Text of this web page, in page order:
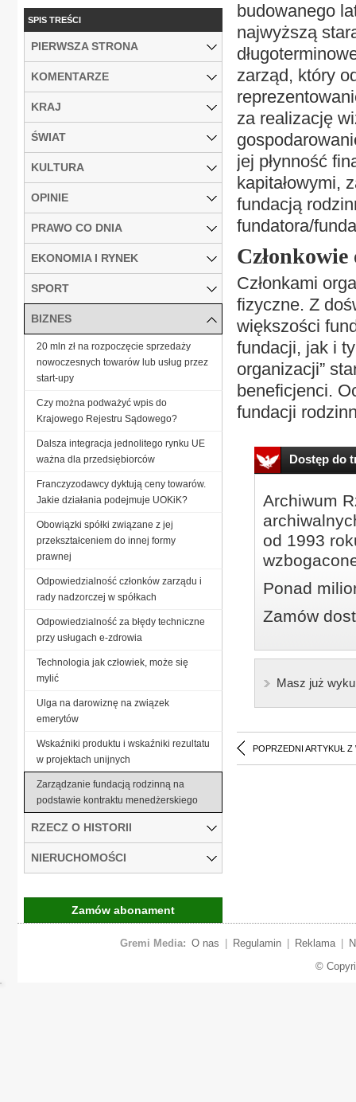
budowanego
najwyższą
zarząd, który
za realizację
jej płynność
kapitałowymi,
fundacją
fundatora/
Członkami
fizyczne. Z
większości
fundacji, jak i
organizacji”
beneficjenci.
fundacji
Dostęp do
Archiwum
od 1993
Ponad
Zamów
Masz już
POPRZEDNI ARTYKUŁ Z
SPIS TREŚCI
PIERWSZA STRONA
KOMENTARZE
KRAJ
ŚWIAT
KULTURA
OPINIE
PRAWO CO DNIA
EKONOMIA I RYNEK
SPORT
BIZNES
20 mln zł na rozpoczęcie sprzedaży
nowoczesnych towarów lub usług przez
start-upy
Czy można podważyć wpis do
Krajowego Rejestru Sądowego?
Dalsza integracja jednolitego rynku UE
ważna dla przedsiębiorców
Franczyzodawcy dyktują ceny towarów.
Jakie działania podejmuje UOKiK?
Obowiązki spółki związane z jej
przekształceniem do innej formy
prawnej
Odpowiedzialność członków zarządu i
rady nadzorczej w spółkach
Odpowiedzialność za błędy techniczne
przy usługach e-zdrowia
Technologia jak człowiek, może się
mylić
Ulga na darowiznę na związek
emerytów
Wskaźniki produktu i wskaźniki rezultatu
w projektach unijnych
Zarządzanie fundacją rodzinną na
podstawie kontraktu menedżerskiego
RZECZ O HISTORII
NIERUCHOMOŚCI
Zamów abonament
Gremi Media: O nas Regulamin Reklama
©